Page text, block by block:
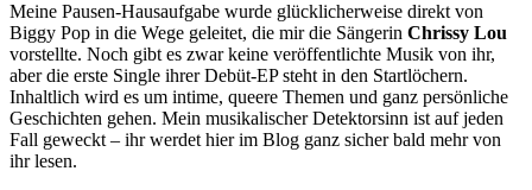
Meine Pausen-Hausaufgabe wurde glücklicherweise direkt von
Biggy Pop in die Wege geleitet, die mir die Sängerin Chrissy Lou
vorstellte. Noch gibt es zwar keine veröffentlichte Musik von ihr,
aber die erste Single ihrer Debüt-EP steht in den Startlöchern.
Inhaltlich wird es um intime, queere Themen und ganz persönliche
Geschichten gehen. Mein musikalischer Detektorsinn ist auf jeden
Fall geweckt – ihr werdet hier im Blog ganz sicher bald mehr von
ihr lesen.